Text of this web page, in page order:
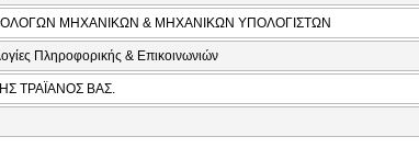
ΜΗΧΑΝΙΚΩΝ & ΜΗΧΑΝΙΚΩΝ ΥΠΟΛΟΓΙΣΤΩΝ
Πληροφορικής & Επικοινωνιών
ΤΡΑΪΑΝΟΣ ΒΑΣ.